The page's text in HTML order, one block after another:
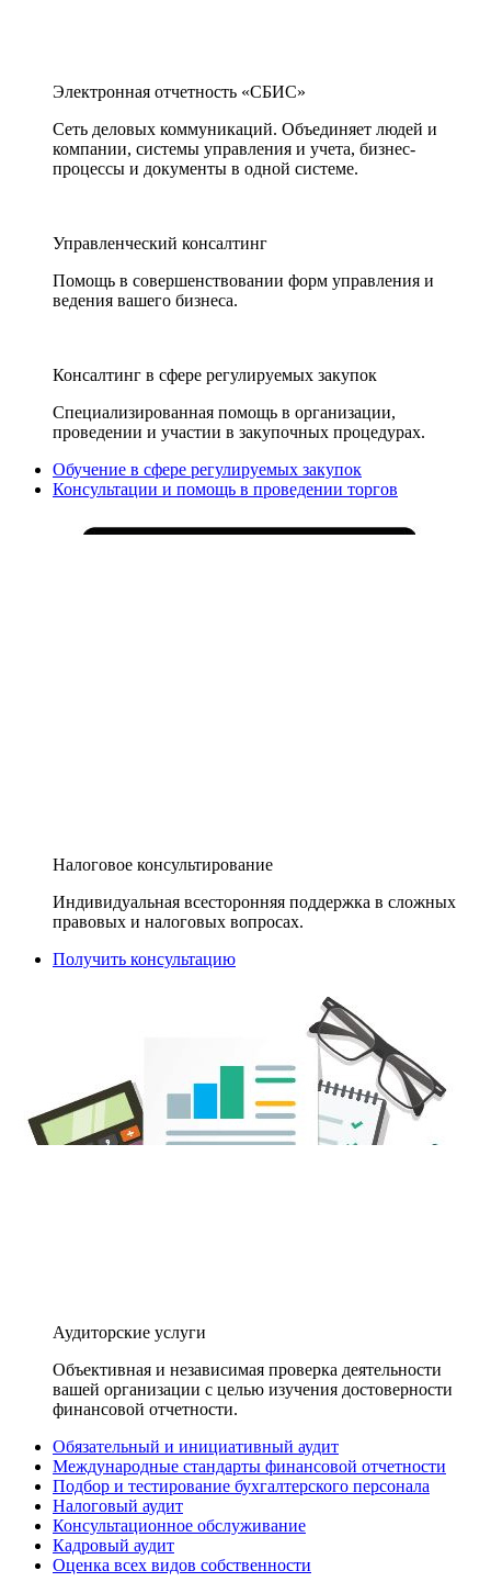
Электронная отчетность «СБИС»
Сеть деловых коммуникаций. Объединяет людей и
компании, системы управления и учета, бизнес-
процессы и документы в одной системе.
Управленческий консалтинг
Помощь в совершенствовании форм управления и
ведения вашего бизнеса.
Консалтинг в сфере регулируемых закупок
Специализированная помощь в организации,
проведении и участии в закупочных процедурах.
Обучение в сфере регулируемых закупок
Консультации и помощь в проведении торгов
Налоговое консультирование
Индивидуальная всесторонняя поддержка в сложных
правовых и налоговых вопросах.
Получить консультацию
Аудиторские услуги
Объективная и независимая проверка деятельности
вашей организации с целью изучения достоверности
финансовой отчетности.
Обязательный и инициативный аудит
Международные стандарты финансовой отчетности
Подбор и тестирование бухгалтерского персонала
Налоговый аудит
Консультационное обслуживание
Кадровый аудит
Оценка всех видов собственности